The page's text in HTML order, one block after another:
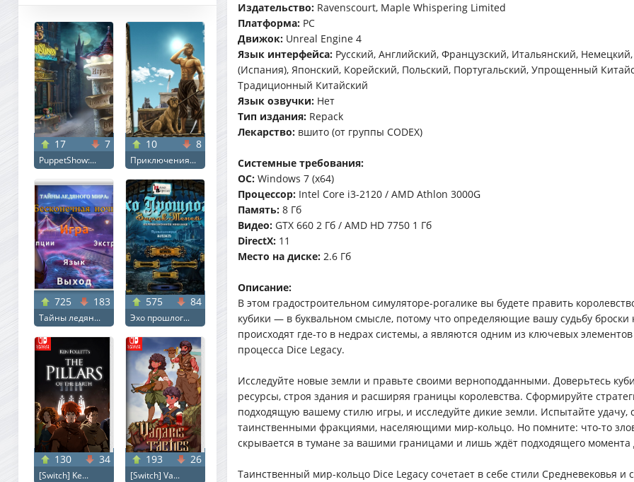
17 7
PuppetShow:...
10 8
Приключения...
725 183
Тайны ледян...
575 84
Эхо прошлог...
130 34
[Switch] Ke...
193 26
[Switch] Va...
Издательство: Ravenscourt, Maple Whispering Limited
Платформа: PC
Движок: Unreal Engine 4
Язык интерфейса: Русский, Английский, Французский, Итальянский,
(Испания), Японский, Корейский, Польский, Португальский, Упрощенный
Традиционный Китайский
Язык озвучки: Нет
Тип издания: Repack
Лекарство: вшито (от группы CODEX)
Системные требования:
ОС: Windows 7 (x64)
Процессор: Intel Core i3-2120 / AMD Athlon 3000G
Память: 8 Гб
Видео: GTX 660 2 Гб / AMD HD 7750 1 Гб
DirectX: 11
Место на диске: 2.6 Гб
Описание:
В этом градостроительном симуляторе-рогалике вы будете править
кубики — в буквальном смысле, потому что определяющие вашу судьбу броски
происходят где-то в недрах системы, а являются одним из ключевых элементов
процесса Dice Legacy.
Исследуйте новые земли и правьте своими верноподданными. Доверьтесь
ресурсы, строя здания и расширяя границы королевства. Сформируйте
подходящую вашему стилю игры, и исследуйте дикие земли. Испытайте удачу,
таинственными фракциями, населяющими мир-кольцо. Но помните: что-то
скрывается в тумане за вашими границами и лишь ждёт подходящего момента
Таинственный мир-кольцо Dice Legacy сочетает в себе стили Средневековья и